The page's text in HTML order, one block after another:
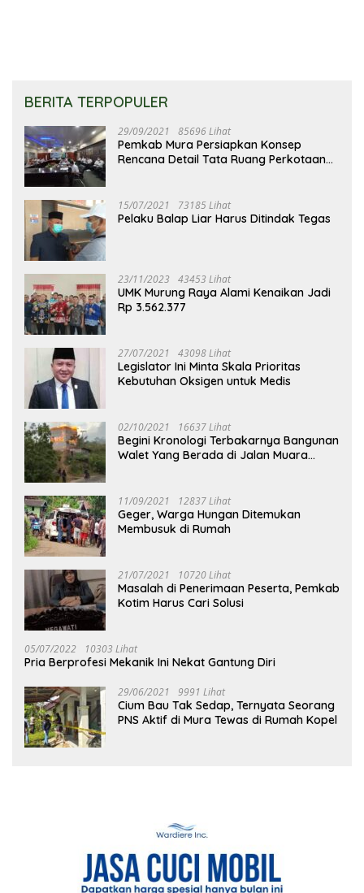
BERITA TERPOPULER
29/09/2021 85696 Lihat
Pemkab Mura Persiapkan Konsep
Rencana Detail Tata Ruang Perkotaan
15/07/2021 73185 Lihat
Pelaku Balap Liar Harus Ditindak Tegas
23/11/2023 43453 Lihat
UMK Murung Raya Alami Kenaikan Jadi
Rp 3.562.377
27/07/2021 43098 Lihat
Legislator Ini Minta Skala Prioritas
Kebutuhan Oksigen untuk Medis
02/10/2021 16637 Lihat
Begini Kronologi Terbakarnya Bangunan
Walet Yang Berada di Jalan Muara
11/09/2021 12837 Lihat
Geger, Warga Hungan Ditemukan
Membusuk di Rumah
21/07/2021 10720 Lihat
Masalah di Penerimaan Peserta, Pemkab
Kotim Harus Cari Solusi
05/07/2022 10303 Lihat
Pria Berprofesi Mekanik Ini Nekat Gantung Diri
29/06/2021 9991 Lihat
Cium Bau Tak Sedap, Ternyata Seorang
PNS Aktif di Mura Tewas di Rumah Kopel